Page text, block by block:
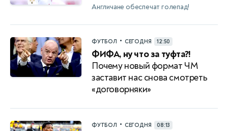
Англичане обеспечат голепад!
ФУТБОЛ • СЕГОДНЯ 12:50
ФИФА, ну что за туфта?!
Почему новый формат ЧМ
заставит нас снова смотреть
«договорняки»
ФУТБОЛ • СЕГОДНЯ 08:13